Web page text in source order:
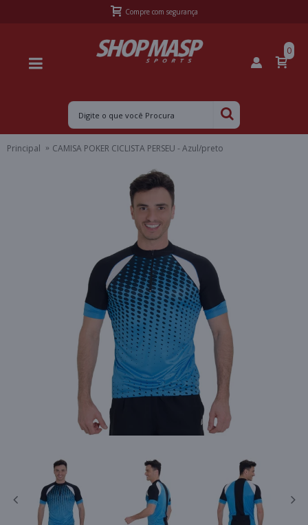
Frete Grátis Sul acima de R$399,99 e Sudeste acima de R$499,99
0
Principal CAMISA POKER CICLISTA PERSEU - Azul/preto